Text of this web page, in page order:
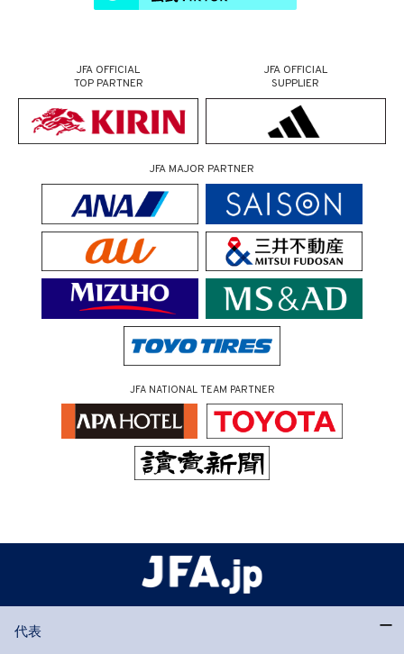
JFA OFFICIAL
TOP PARTNER
JFA OFFICIAL
SUPPLIER
JFA MAJOR PARTNER
JFA NATIONAL TEAM PARTNER
代表